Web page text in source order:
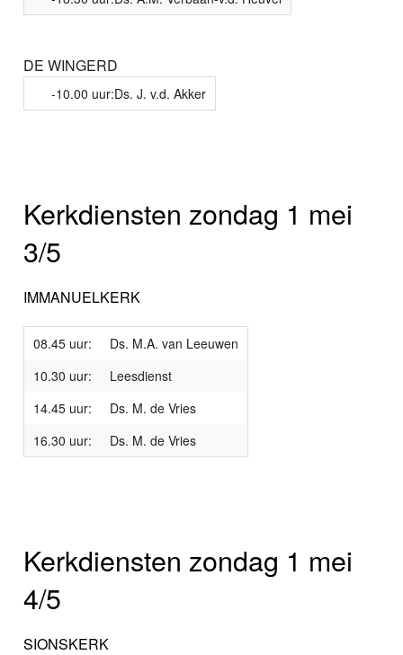
DE WINGERD
-10.00 uur:Ds. J. v.d. Akker
Kerkdiensten zondag 1 mei
3/5
IMMANUELKERK
08.45 uur:
Ds. M.A. van Leeuwen
10.30 uur:
Leesdienst
14.45 uur:
Ds. M. de Vries
16.30 uur:
Ds. M. de Vries
Kerkdiensten zondag 1 mei
4/5
SIONSKERK